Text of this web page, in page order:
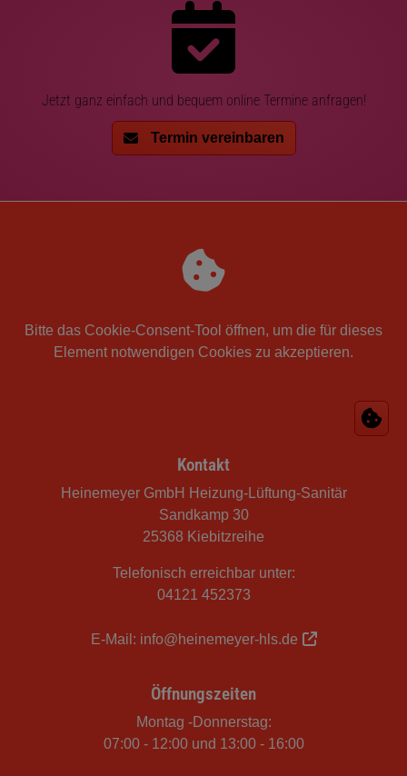
Jetzt ganz einfach und bequem online Termine anfragen!
Termin vereinbaren
Bitte das Cookie-Consent-Tool öffnen, um die für dieses
Element notwendigen Cookies zu akzeptieren.
Footer - Kontaktdaten und Öffnungszeiten
Kontakt
Heinemeyer GmbH Heizung-Lüftung-Sanitär
Sandkamp 30
25368 Kiebitzreihe
Telefonisch erreichbar unter:
04121 452373
E-Mail: info@heinemeyer-hls.de
Öffnungszeiten
Montag -Donnerstag:
07:00 - 12:00 und 13:00 - 16:00